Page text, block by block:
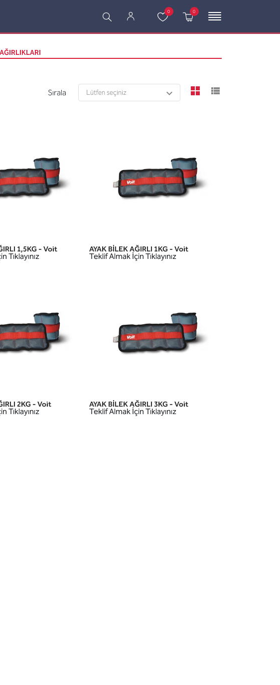
0 0
Sırala viewmode grid
GÖRÜNÜM
1,5KG - Voit
Tıklayınız HIZLI GÖRÜNÜM
AYAK BİLEK AĞIRLI 1KG - Voit
Teklif Almak İçin Tıklayınız
GÖRÜNÜM
2KG - Voit
Tıklayınız HIZLI GÖRÜNÜM
AYAK BİLEK AĞIRLI 3KG - Voit
Teklif Almak İçin Tıklayınız